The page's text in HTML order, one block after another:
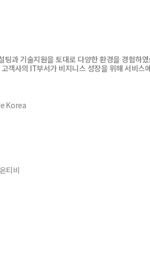
과 기술지원을 토대로 다양한 환경을 경험하
객사의 IT부서가 비지니스 성장을 위해 서비스
Korea
티비